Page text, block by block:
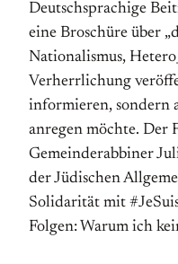
Deutschsprachige
eine Broschüre über
Nationalismus,
Verherrlichung
informieren, sondern
anregen möchte. Der
Gemeinderabbiner
der Jüdischen
Solidarität mit
Folgen: Warum ich